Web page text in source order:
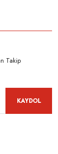
Takip
KAYDOL